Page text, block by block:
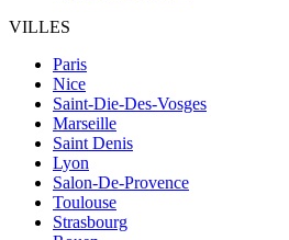
VILLES
Paris
Nice
Saint-Die-Des-Vosges
Marseille
Saint Denis
Lyon
Salon-De-Provence
Toulouse
Strasbourg